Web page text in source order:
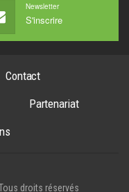
Newsletter
S'inscrire
Contact
Partenariat
droits réservés